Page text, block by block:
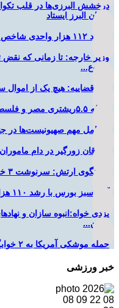
درخشش البرزی‌ها در قلب
استان البرز ایستاد
صعود ۱۱۲ هزار واحدی شاخص بورس در معاملات امروز
وزیر خارجه: تا زمانی که نقض
شروع...
قوه قضاییه: هیچ یک از
زلزله ۵.۵ریشتری مصر و فلسطین را لرزاند
سارقان زورگیر در دام
سخنگوی ارتش: سرنوشت ۳ خلبان ما هنوز مشخص نیست
آغاز سبز بورس با رشد ۱۱۰ هزار واحدی شاخص کل
یزدی خواه:انبوه سازان و
تأمین...
حمله موشکی آمریکا به ۲ خوابگاه دانشجویی در اهواز
خبر ورزشی